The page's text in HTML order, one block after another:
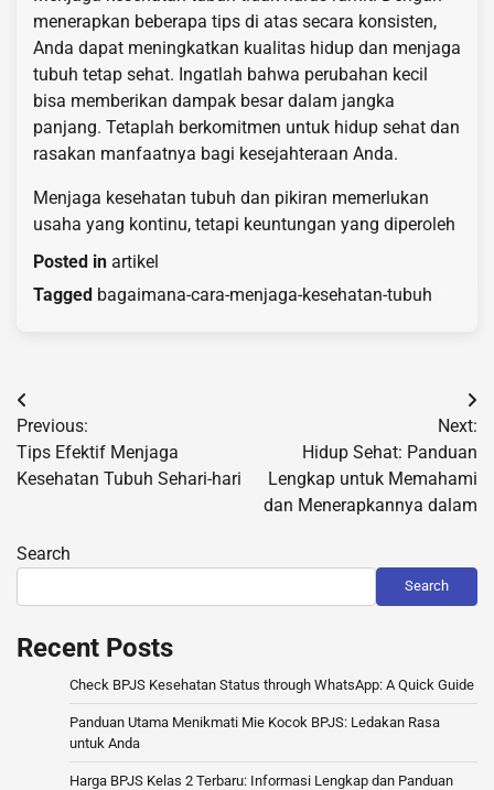
menerapkan beberapa tips di atas secara konsisten,
Anda dapat meningkatkan kualitas hidup dan menjaga
tubuh tetap sehat. Ingatlah bahwa perubahan kecil
bisa memberikan dampak besar dalam jangka
panjang. Tetaplah berkomitmen untuk hidup sehat dan
rasakan manfaatnya bagi kesejahteraan Anda.
Menjaga kesehatan tubuh dan pikiran memerlukan
usaha yang kontinu, tetapi keuntungan yang diperoleh
Posted in artikel
Tagged bagaimana-cara-menjaga-kesehatan-tubuh
Post
navigation
Previous:
Tips Efektif Menjaga
Kesehatan Tubuh Sehari-hari
Next:
Hidup Sehat: Panduan
Lengkap untuk Memahami
dan Menerapkannya dalam
Search
Search
Recent Posts
Check BPJS Kesehatan Status through WhatsApp: A Quick Guide
Panduan Utama Menikmati Mie Kocok BPJS: Ledakan Rasa
untuk Anda
Harga BPJS Kelas 2 Terbaru: Informasi Lengkap dan Panduan